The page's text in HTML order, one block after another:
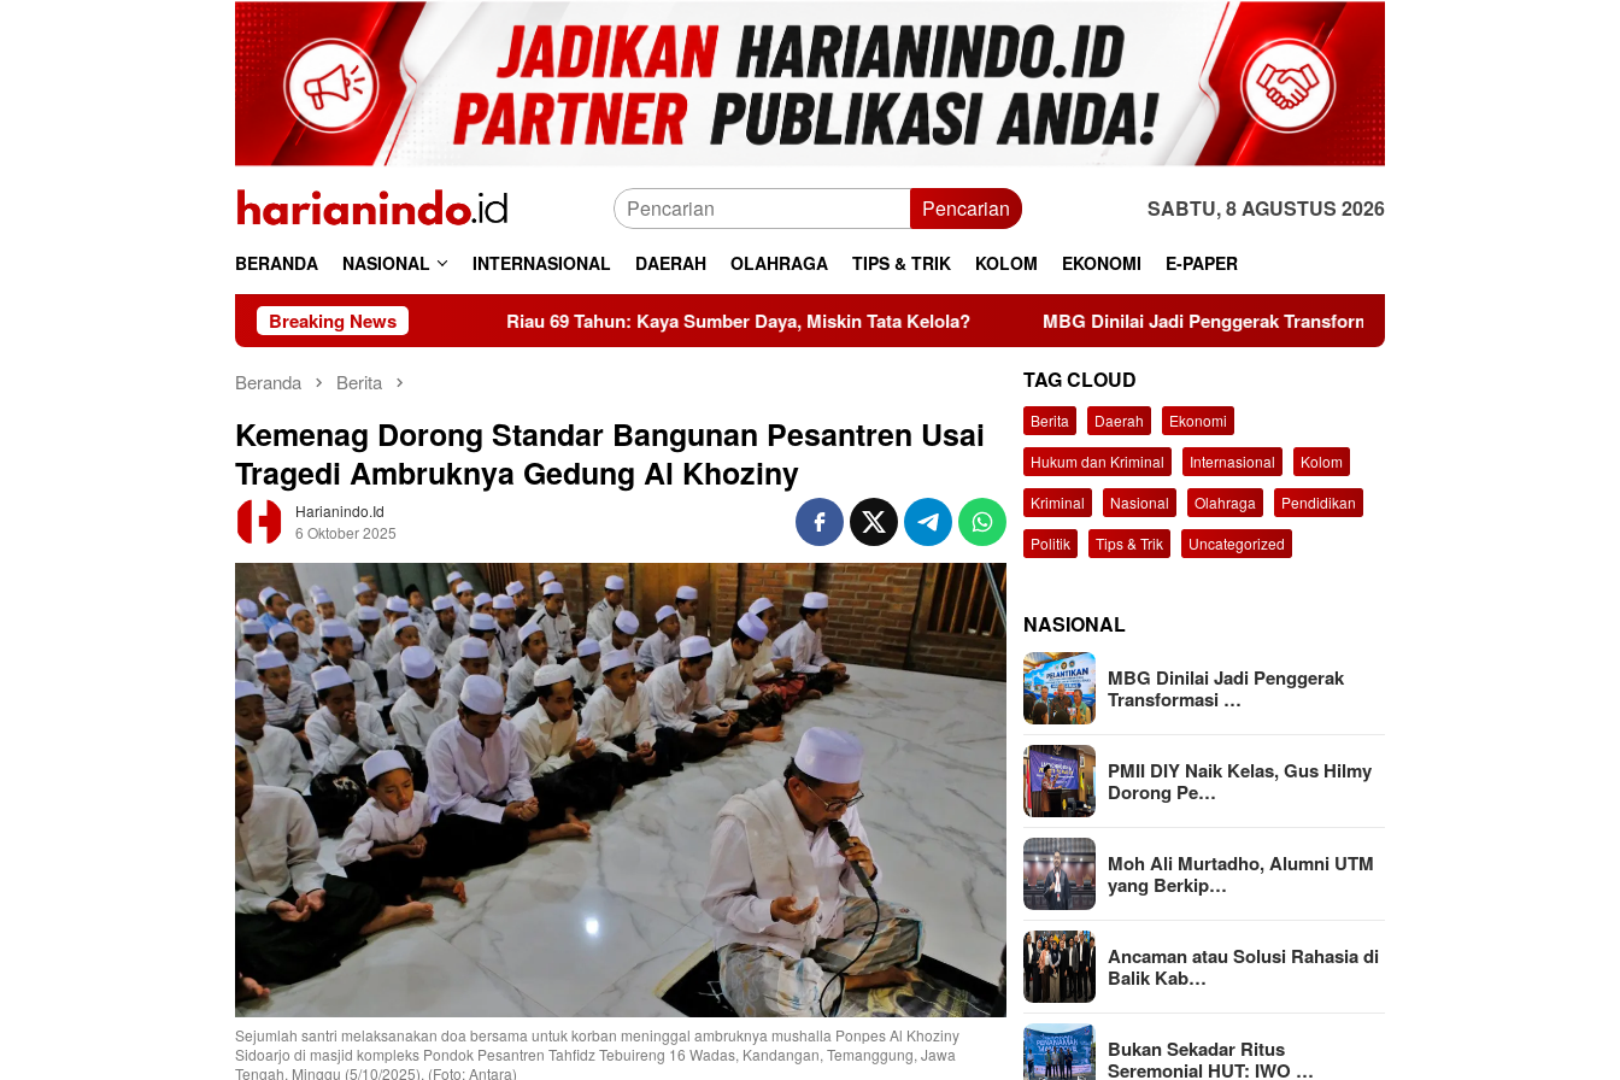
Pencarian SABTU, 8 AGUSTUS 2026
BERANDA NASIONAL INTERNASIONAL DAERAH OLAHRAGA TIPS & TRIK KOLOM EKONOMI E-PAPER
Breaking NewsRiau 69 Tahun: Kaya Sumber Daya, Miskin Tata Kelola? MBG Dinilai Jadi Penggerak Transformasi Sistem Pangan Nasional Menuju Indonesia
Beranda Berita
Kemenag Dorong Standar Bangunan Pesantren Usai
Tragedi Ambruknya Gedung Al Khoziny
Harianindo.id
6 Oktober 2025
Sejumlah santri melaksanakan doa bersama untuk korban meninggal ambruknya mushalla Ponpes Al Khoziny
Sidoarjo di masjid kompleks Pondok Pesantren Tahfidz Tebuireng 16 Wadas, Kandangan, Temanggung, Jawa
Tengah, Minggu (5/10/2025). (Foto: Antara)
TAG CLOUD
Berita Daerah
Ekonomi
Hukum dan Kriminal
Internasional
Kolom
Kriminal
Nasional Olahraga
Pendidikan
Politik
Tips & Trik Uncategorized
NASIONAL
MBG Dinilai Jadi Penggerak
Transformasi …
PMII DIY Naik Kelas, Gus Hilmy
Dorong Pe…
Moh Ali Murtadho, Alumni UTM
yang Berkip…
Ancaman atau Solusi Rahasia di
Balik Kab…
Bukan Sekadar Ritus
Seremonial HUT: IWO …